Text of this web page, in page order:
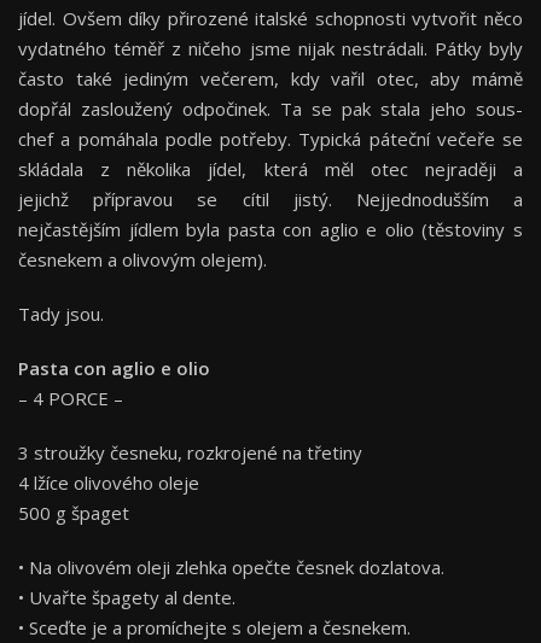
jídel. Ovšem díky přirozené italské schopnosti vytvořit něco
vydatného téměř z ničeho jsme nijak nestrádali. Pátky byly
často také jediným večerem, kdy vařil otec, aby mámě
dopřál zasloužený odpočinek. Ta se pak stala jeho sous-
chef a pomáhala podle potřeby. Typická páteční večeře se
skládala z několika jídel, která měl otec nejraději a
jejichž přípravou se cítil jistý. Nejjednodušším a
nejčastějším jídlem byla pasta con aglio e olio (těstoviny s
česnekem a olivovým olejem).
Tady jsou.
Pasta con aglio e olio
– 4 PORCE –
3 stroužky česneku, rozkrojené na třetiny
4 lžíce olivového oleje
500 g špaget
• Na olivovém oleji zlehka opečte česnek dozlatova.
• Uvařte špagety al dente.
• Sceďte je a promíchejte s olejem a česnekem.